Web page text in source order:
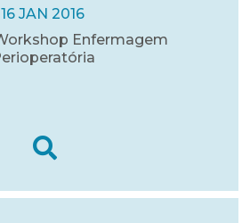
16 JAN 2016
Enfermagem